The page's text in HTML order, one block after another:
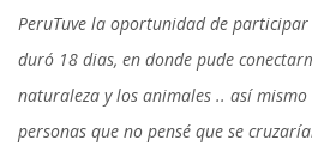
PeruTuve la oportunidad de participar
duró 18 dias, en donde pude
naturaleza y los animales .. así mismo
personas que no pensé que se